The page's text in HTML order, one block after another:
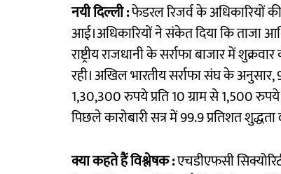
नयी दिल्ली :फेडरल रिजर्व के अधिकारियों
आई।अधिकारियों ने संकेत दिया कि ताजा
राष्ट्रीय राजधानी के सर्राफा बाजार में
रही। अखिल भारतीय सर्राफा संघ के
1,30,300 रुपये प्रति 10 ग्राम से 1,500
पिछले कारोबारी सत्र में 99.9 प्रतिशत
क्या कहते हैं विश्लेषक :एचडीएफसी